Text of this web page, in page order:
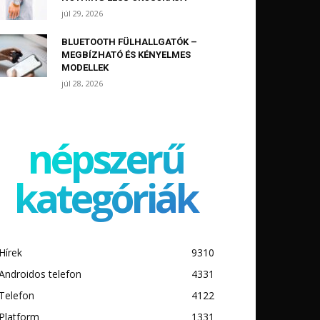
júl 29, 2026
BLUETOOTH FÜLHALLGATÓK –
MEGBÍZHATÓ ÉS KÉNYELMES
MODELLEK
júl 28, 2026
népszerű
kategóriák
9310
telefon
4331
4122
1331